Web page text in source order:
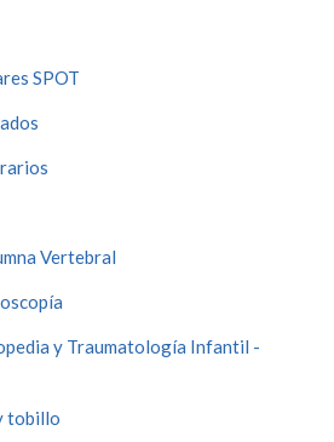
SPOT
Vertebral
y Traumatología Infantil -
tobillo